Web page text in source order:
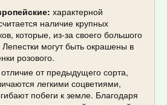
характерной
наличие крупных
которые, из-за своего большого
могут быть окрашены в
розового.
отличие от предыдущего сорта,
легкими соцветиями,
побеги к земле. Благодаря